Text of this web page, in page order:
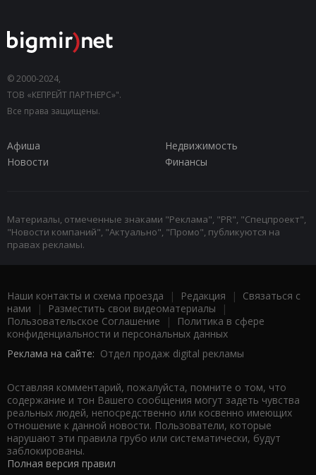
© 2000-2024,
ТОВ «КЕПРЕЙТ ПАРТНЕРС»".
Все права защищены.
Афиша
Недвижимость
Новости
Финансы
Материалы, отмеченные знаками "Реклама", "PR", "Спецпроект",
"Новости компаний", "Актуально", "Промо", публикуются на
правах рекламы.
Наши контакты и схема проезда | Редакция | Связаться с
нами | Разместить свои видеоматериалы |
Пользовательское Соглашение |
Политика в сфере
конфиденциальности и персональных данных
Реклама на сайте: Отдел продаж digital рекламы
Оставляя комментарий, пожалуйста, помните о том, что
содержание и тон Вашего сообщения могут задеть чувства
реальных людей, непосредственно или косвенно имеющих
отношение к данной новости. Пользователи, которые
нарушают эти правила грубо или систематически, будут
заблокированы.
Полная версия правил